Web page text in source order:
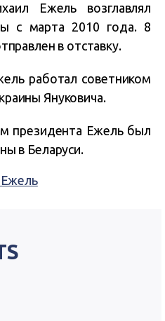
Ежель возглавлял
с марта 2010 года. 8
в отставку.
работал советником
Януковича.
президента Ежель был
в Беларуси.